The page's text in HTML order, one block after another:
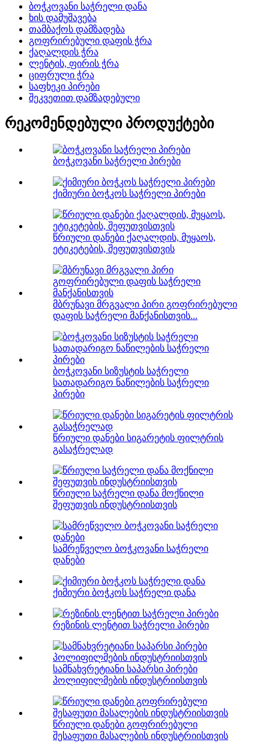
ბოჭკოვანი საჭრელი დანა
ხის დამუშავება
თამბაქოს დამზადება
გოფრირებული დაფის ჭრა
ქაღალდის ჭრა
ლენტის, ფირის ჭრა
ციფრული ჭრა
საფხეკი პირები
შეკვეთით დამზადებული
რეკომენდებული პროდუქტები
ბოჭკოვანი საჭრელი პირები
ქიმიური ბოჭკოს საჭრელი პირები
წრიული დანები ქაღალდის, მუყაოს,
ეტიკეტების, შეფუთვისთვის
მბრუნავი მრგვალი პირი გოფრირებული
დაფის საჭრელი მანქანისთვის...
ბოჭკოვანი სიზუსტის საჭრელი
სათადარიგო ნაწილების საჭრელი
პირები
წრიული დანები სიგარეტის ფილტრის
გასაჭრელად
წრიული საჭრელი დანა მოქნილი
შეფუთვის ინდუსტრიისთვის
სამრეწველო ბოჭკოვანი საჭრელი
დანები
ქიმიური ბოჭკოს საჭრელი დანა
რეზინის ლენტით საჭრელი პირები
სამნახვრეტიანი საპარსი პირები
პოლიფილმების ინდუსტრიისთვის
წრიული დანები გოფრირებული
შესაფუთი მასალების ინდუსტრიისთვის